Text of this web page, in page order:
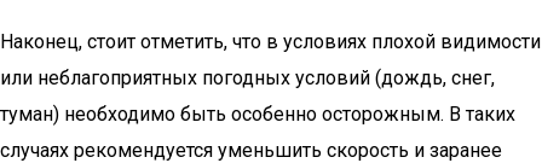
Наконец, стоит отметить, что в условиях плохой видимости
или неблагоприятных погодных условий (дождь, снег,
туман) необходимо быть особенно осторожным. В таких
случаях рекомендуется уменьшить скорость и заранее